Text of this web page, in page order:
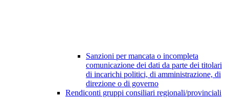
Sanzioni per mancata o incompleta
comunicazione dei dati da parte dei titolari
di incarichi politici, di amministrazione, di
direzione o di governo
Rendiconti gruppi consiliari regionali/provinciali